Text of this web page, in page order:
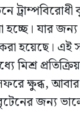
হচ্ছে। যার
হয়েছে। এই
মিশ্র
ক্ষুব্ধ,
বৃটেনের জন্য